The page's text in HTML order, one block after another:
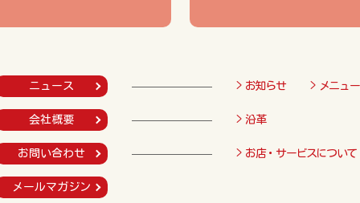
ニュース > お知らせ > メニュー
会社概要 > 沿革
お問い合わせ > お店・サービスについて
メールマガジン